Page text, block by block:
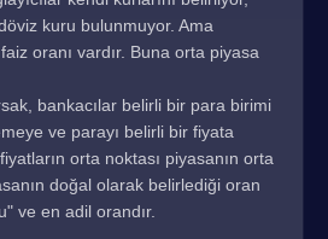
kuru bulunmuyor. Ama
oranı vardır. Buna orta piyasa
bankacılar belirli bir para birimi
ve parayı belirli bir fiyata
orta noktası piyasanın orta
doğal olarak belirlediği oran
ve en adil orandır.